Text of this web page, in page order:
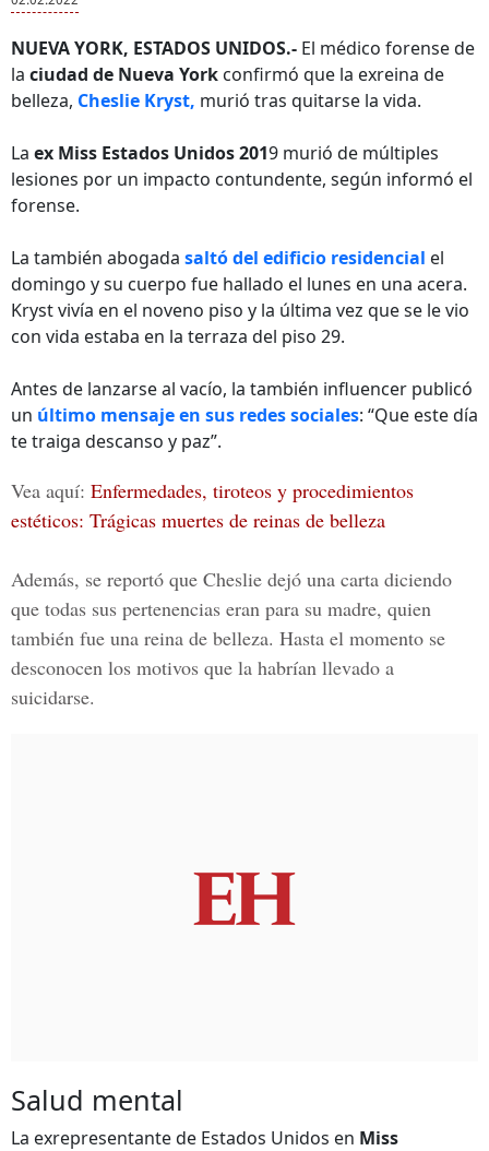
NUEVA YORK, ESTADOS UNIDOS.- El médico forense de
la ciudad de Nueva York confirmó que la exreina de
belleza, Cheslie Kryst, murió tras quitarse la vida.
La ex Miss Estados Unidos 2019 murió de múltiples
lesiones por un impacto contundente, según informó el
forense.
La también abogada saltó del edificio residencial el
domingo y su cuerpo fue hallado el lunes en una acera.
Kryst vivía en el noveno piso y la última vez que se le vio
con vida estaba en la terraza del piso 29.
Antes de lanzarse al vacío, la también influencer publicó
un último mensaje en sus redes sociales: “Que este día
te traiga descanso y paz”.
Vea aquí: Enfermedades, tiroteos y procedimientos
estéticos: Trágicas muertes de reinas de belleza
Además, se reportó que Cheslie dejó una carta diciendo
que todas sus pertenencias eran para su madre, quien
también fue una reina de belleza. Hasta el momento se
desconocen los motivos que la habrían llevado a
suicidarse.
Salud mental
La exrepresentante de Estados Unidos en Miss